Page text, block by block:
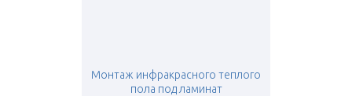
Монтаж инфракрасного теплого
пола под ламинат